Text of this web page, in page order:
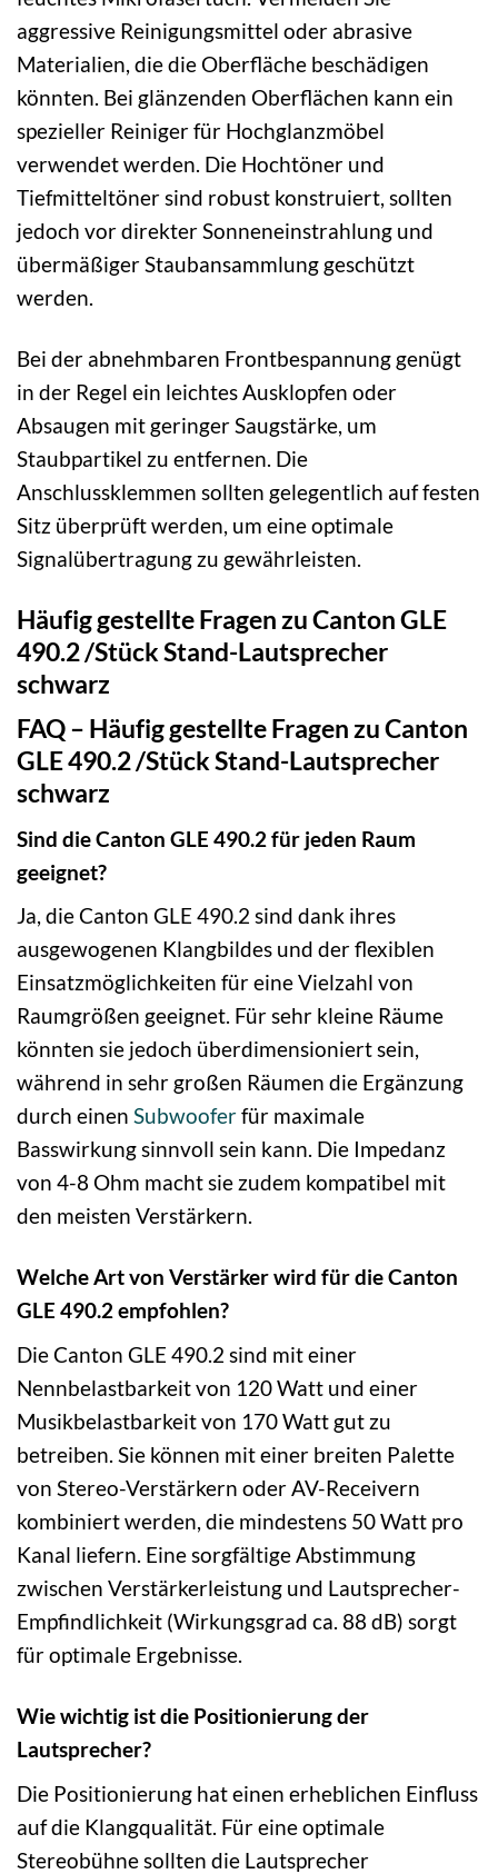
aggressive Reinigungsmittel oder abrasive
Materialien, die die Oberfläche beschädigen
könnten. Bei glänzenden Oberflächen kann ein
spezieller Reiniger für Hochglanzmöbel
verwendet werden. Die Hochtöner und
Tiefmitteltöner sind robust konstruiert, sollten
jedoch vor direkter Sonneneinstrahlung und
übermäßiger Staubansammlung geschützt
werden.
Bei der abnehmbaren Frontbespannung genügt
in der Regel ein leichtes Ausklopfen oder
Absaugen mit geringer Saugstärke, um
Staubpartikel zu entfernen. Die
Anschlussklemmen sollten gelegentlich auf festen
Sitz überprüft werden, um eine optimale
Signalübertragung zu gewährleisten.
Häufig gestellte Fragen zu Canton GLE
490.2 /Stück Stand-Lautsprecher
schwarz
FAQ – Häufig gestellte Fragen zu Canton
GLE 490.2 /Stück Stand-Lautsprecher
schwarz
Sind die Canton GLE 490.2 für jeden Raum
geeignet?
Ja, die Canton GLE 490.2 sind dank ihres
ausgewogenen Klangbildes und der flexiblen
Einsatzmöglichkeiten für eine Vielzahl von
Raumgrößen geeignet. Für sehr kleine Räume
könnten sie jedoch überdimensioniert sein,
während in sehr großen Räumen die Ergänzung
durch einen Subwooferfür maximale
Basswirkung sinnvoll sein kann. Die Impedanz
von 4-8 Ohm macht sie zudem kompatibel mit
den meisten Verstärkern.
Welche Art von Verstärker wird für die Canton
GLE 490.2 empfohlen?
Die Canton GLE 490.2 sind mit einer
Nennbelastbarkeit von 120 Watt und einer
Musikbelastbarkeit von 170 Watt gut zu
betreiben. Sie können mit einer breiten Palette
von Stereo-Verstärkern oder AV-Receivern
kombiniert werden, die mindestens 50 Watt pro
Kanal liefern. Eine sorgfältige Abstimmung
zwischen Verstärkerleistung und Lautsprecher-
Empfindlichkeit (Wirkungsgrad ca. 88 dB) sorgt
für optimale Ergebnisse.
Wie wichtig ist die Positionierung der
Lautsprecher?
Die Positionierung hat einen erheblichen Einfluss
auf die Klangqualität. Für eine optimale
Stereobühne sollten die Lautsprecher